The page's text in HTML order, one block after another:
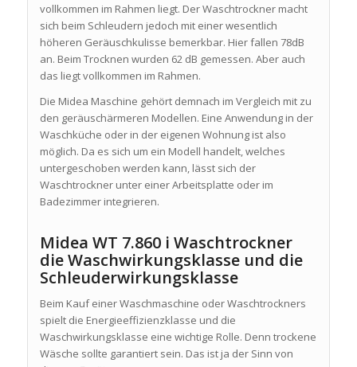
vollkommen im Rahmen liegt. Der Waschtrockner macht
sich beim Schleudern jedoch mit einer wesentlich
höheren Geräuschkulisse bemerkbar. Hier fallen 78dB
an. Beim Trocknen wurden 62 dB gemessen. Aber auch
das liegt vollkommen im Rahmen.
Die Midea Maschine gehört demnach im Vergleich mit zu
den geräuschärmeren Modellen. Eine Anwendung in der
Waschküche oder in der eigenen Wohnung ist also
möglich. Da es sich um ein Modell handelt, welches
untergeschoben werden kann, lässt sich der
Waschtrockner unter einer Arbeitsplatte oder im
Badezimmer integrieren.
Midea WT 7.860 i Waschtrockner
die Waschwirkungsklasse und die
Schleuderwirkungsklasse
Beim Kauf einer Waschmaschine oder Waschtrockners
spielt die Energieeffizienzklasse und die
Waschwirkungsklasse eine wichtige Rolle. Denn trockene
Wäsche sollte garantiert sein. Das ist ja der Sinn von